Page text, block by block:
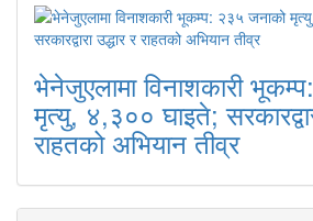
भेनेजुएलामा विनाशकारी
मृत्यु, ४,३०० घाइते;
राहतको अभियान तीव्र